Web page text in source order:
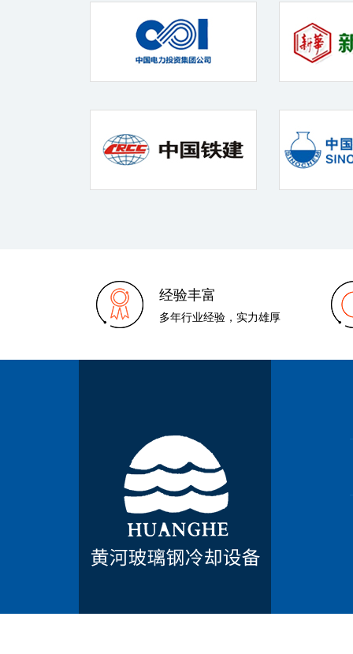
经验丰富
多年行业经验，实力雄厚